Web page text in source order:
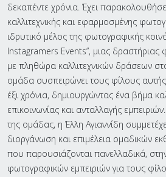
δεκαπέντε χρόνια. Έχει
καλλιτεχνικής και εφαρμοσμένης
ιδρυτικό μέλος της φωτογραφικής
Instagramers Events”, μιας
με πληθώρα καλλιτεχνικών δράσεων
ομάδα συσπειρώνει τους φίλους αυτής
έξι χρόνια, δημιουργώντας ένα βήμα
επικοινωνίας και ανταλλαγής
της ομάδας, η Έλλη Αγιαννίδη
διοργάνωση και επιμέλεια ομαδικών
που παρουσιάζονται πανελλαδικά,
φωτογραφικών εμπειριών για τους